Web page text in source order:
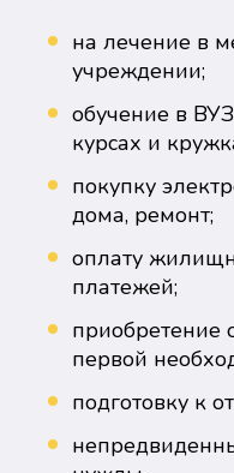
на лечение в
учреждении;
обучение в
курсах и
покупку
дома, ремонт;
оплату
платежей;
приобретение
первой
подготовку к